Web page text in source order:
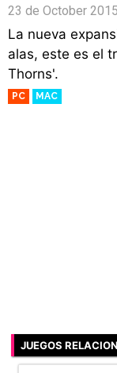
23 de October
La nueva
alas, este es el
Thorns'.
PC MAC
JUEGOS